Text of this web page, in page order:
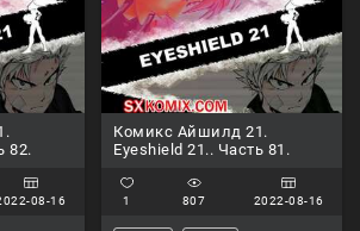
82.
08-16
Комикс Айшилд 21.
Eyeshield 21.. Часть 81.
1 807 2022-08-16